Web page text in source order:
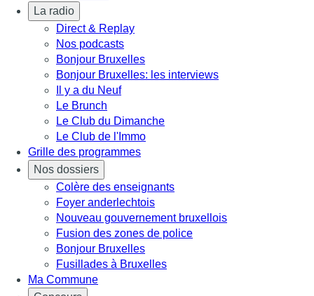
La radio
Direct & Replay
Nos podcasts
Bonjour Bruxelles
Bonjour Bruxelles: les interviews
Il y a du Neuf
Le Brunch
Le Club du Dimanche
Le Club de l'Immo
Grille des programmes
Nos dossiers
Colère des enseignants
Foyer anderlechtois
Nouveau gouvernement bruxellois
Fusion des zones de police
Bonjour Bruxelles
Fusillades à Bruxelles
Ma Commune